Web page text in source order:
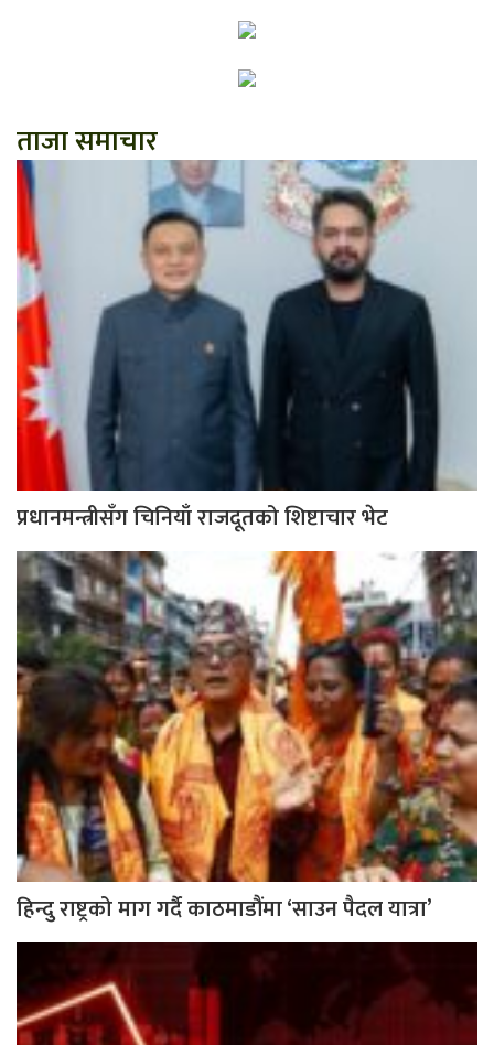
ताजा समाचार
प्रधानमन्त्रीसँग चिनियाँ राजदूतको शिष्टाचार भेट
हिन्दु राष्ट्रको माग गर्दै काठमाडौंमा ‘साउन पैदल यात्रा’